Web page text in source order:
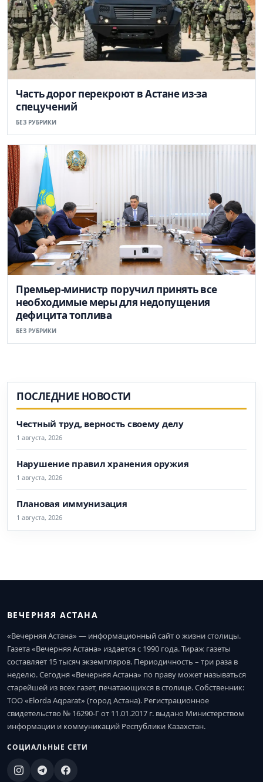
Часть дорог перекроют в Астане из-за
спецучений
БЕЗ РУБРИКИ
Премьер-министр поручил принять все
необходимые меры для недопущения
дефицита топлива
БЕЗ РУБРИКИ
ПОСЛЕДНИЕ НОВОСТИ
Честный труд, верность своему делу
1 августа, 2026
Нарушение правил хранения оружия
1 августа, 2026
Плановая иммунизация
1 августа, 2026
ВЕЧЕРНЯЯ АСТАНА
«Вечерняя Астана» — информационный сайт о жизни столицы.
Газета «Вечерняя Астана» издается с 1990 года. Тираж газеты
составляет 15 тысяч экземпляров. Периодичность – три раза в
неделю. Сегодня «Вечерняя Астана» по праву может называться
старейшей из всех газет, печатающихся в столице. Собственник:
ТОО «Elorda Aqparat» (город Астана). Регистрационное
свидетельство № 16290-Г от 11.01.2017 г. выдано Министерством
информации и коммуникаций Республики Казахстан.
СОЦИАЛЬНЫЕ СЕТИ